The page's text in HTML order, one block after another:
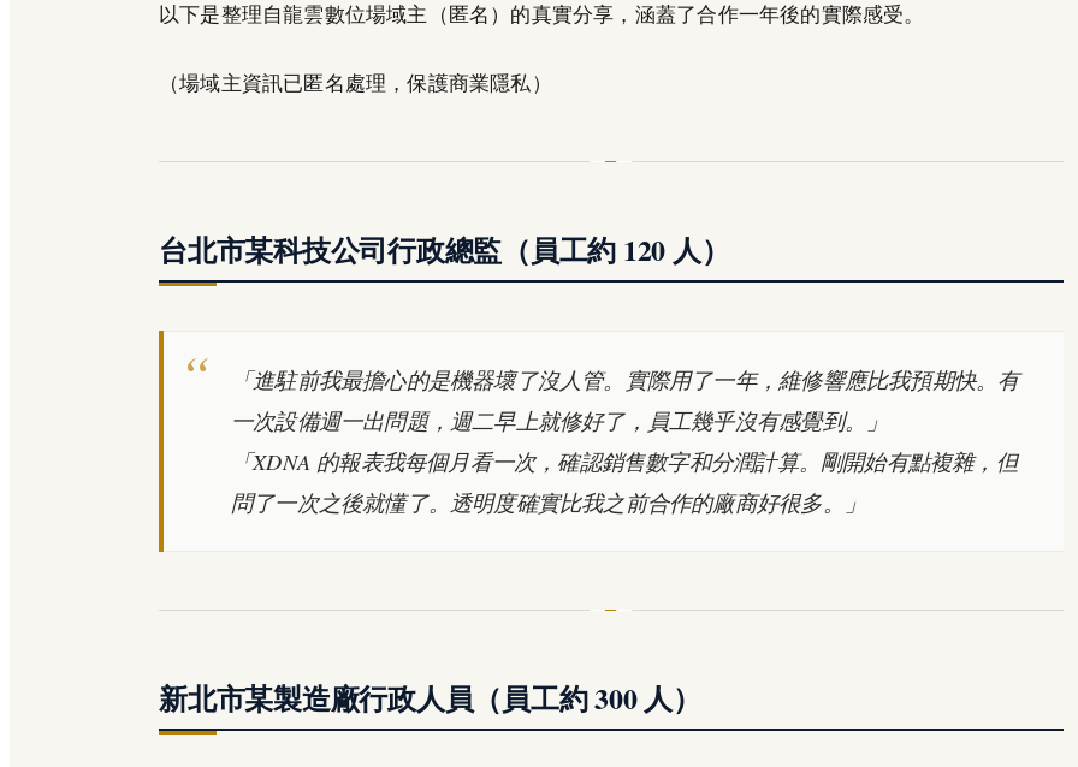
以下是整理自龍雲數位場域主（匿名）的真實分享，涵蓋了合作一年後的實際感受。
（場域主資訊已匿名處理，保護商業隱私）
台北市某科技公司行政總監（員工約 120 人）
「進駐前我最擔心的是機器壞了沒人管。實際用了一年，維修響應比我預期快。有
一次設備週一出問題，週二早上就修好了，員工幾乎沒有感覺到。」
「XDNA 的報表我每個月看一次，確認銷售數字和分潤計算。剛開始有點複雜，但
問了一次之後就懂了。透明度確實比我之前合作的廠商好很多。」
新北市某製造廠行政人員（員工約 300 人）